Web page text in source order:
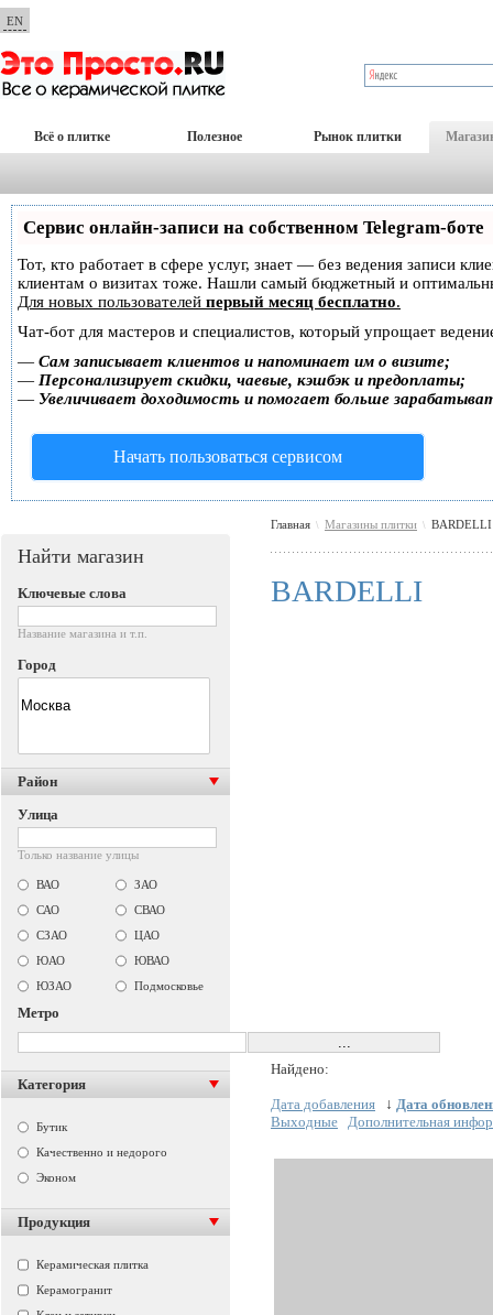
EN
Всё о плитке Полезное Рынок плитки
Сервис онлайн-записи на собственном Telegram-боте
Тот, кто работает в сфере услуг, знает — без ведения записи
клиентам о визитах тоже. Нашли самый бюджетный и
Для новых пользователей первый месяц бесплатно.
Чат-бот для мастеров и специалистов, который упрощает
— Сам записывает клиентов и напоминает им о визите;
— Персонализирует скидки, чаевые, кэшбэк и предоплаты;
— Увеличивает доходимость и помогает больше
Начать пользоваться сервисом
Главная \ Магазины плитки \ BARDELLI
BARDELLI
Найдено:
Дата добавления ↓ Дата
Выходные
Дополнительная
Найти магазин
Ключевые слова
Название магазина и т.п.
Город
Район
Улица
Только название улицы
ВАО
ЗАО
САО
СВАО
СЗАО
ЦАО
ЮАО
ЮВАО
ЮЗАО
Подмосковье
Метро
Категория
Бутик
Качественно и недорого
Эконом
Продукция
Керамическая плитка
Керамогранит